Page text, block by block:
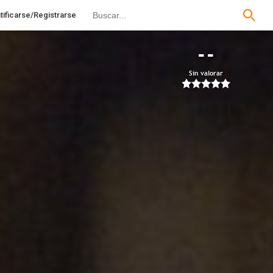
Registrarse
--
Sin valorar